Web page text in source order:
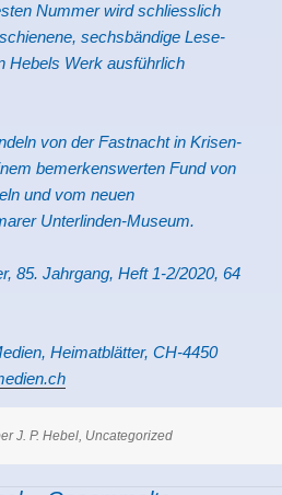
Nummer wird schliesslich
sechsbändige Lese-
Hebels Werk ausführlich
von der Fastnacht in Krisen-
bemerkenswerten Fund von
und vom neuen
Unterlinden-Museum.
85. Jahrgang, Heft 1-2/2020, 64
Heimatblätter, CH-4450
J. P. Hebel Uncategorized